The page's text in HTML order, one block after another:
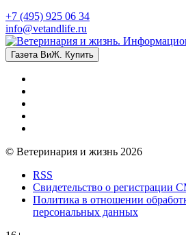
+7 (495) 925 06 34
info@vetandlife.ru
Газета ВиЖ. Купить
© Ветеринария и жизнь 2026
RSS
Свидетельство о регистрации
Политика в отношении
персональных данных